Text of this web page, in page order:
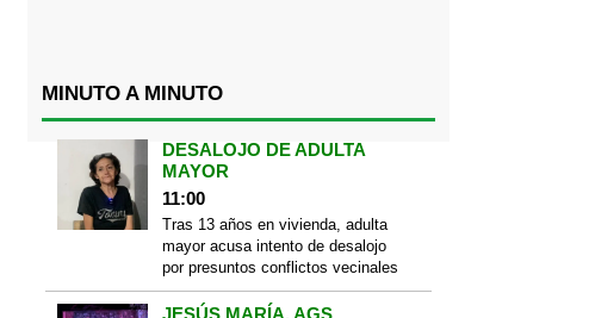
MINUTO A MINUTO
DESALOJO DE ADULTA
MAYOR
11:00
Tras 13 años en vivienda, adulta
mayor acusa intento de desalojo
por presuntos conflictos vecinales
JESÚS MARÍA, AGS